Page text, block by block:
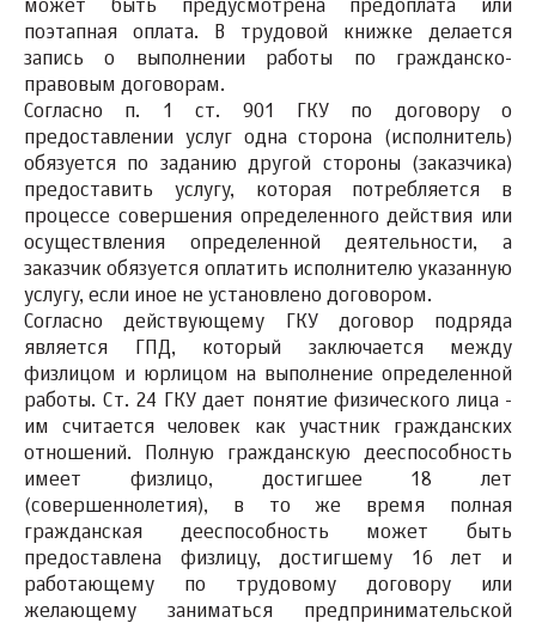
может быть предусмотрена предоплата или
поэтапная оплата. В трудовой книжке делается
запись о выполнении работы по гражданско-
правовым договорам.
Согласно п. 1 ст. 901 ГКУ по договору о
предоставлении услуг одна сторона (исполнитель)
обязуется по заданию другой стороны (заказчика)
предоставить услугу, которая потребляется в
процессе совершения определенного действия или
осуществления определенной деятельности, а
заказчик обязуется оплатить исполнителю указанную
услугу, если иное не установлено договором.
Согласно действующему ГКУ договор подряда
является ГПД, который заключается между
физлицом и юрлицом на выполнение определенной
работы. Ст. 24 ГКУ дает понятие физического лица -
им считается человек как участник гражданских
отношений. Полную гражданскую дееспособность
имеет физлицо, достигшее 18 лет
(совершеннолетия), в то же время полная
гражданская дееспособность может быть
предоставлена ​​физлицу, достигшему 16 лет и
работающему по трудовому договору или
желающему заниматься предпринимательской